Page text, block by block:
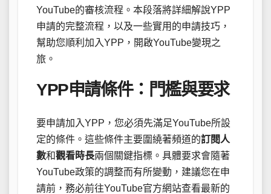
YouTube的審核流程。本段落將詳細解說YPP
申請的完整流程，以及一些實用的申請技巧，
幫助您順利加入YPP，開啟YouTube變現之
旅。
YPP申請條件：門檻與要求
要申請加入YPP，您必須先滿足YouTube所設
定的條件。這些條件主要圍繞著頻道的訂閱人
數和觀看時長兩個關鍵指標。具體要求會隨著
YouTube政策的調整而有所變動，建議您在申
請前，務必前往YouTube官方網站查看最新的